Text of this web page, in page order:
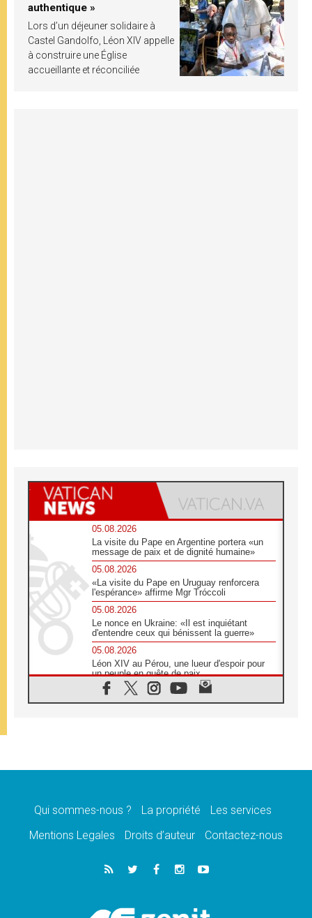
authentique »
Lors d’un déjeuner solidaire à
Castel Gandolfo, Léon XIV appelle
à construire une Église
accueillante et réconciliée
05.08.2026
La visite du Pape en Argentine portera «un
message de paix et de dignité humaine»
05.08.2026
«La visite du Pape en Uruguay renforcera
l'espérance» affirme Mgr Tróccoli
05.08.2026
Le nonce en Ukraine: «Il est inquiétant
d'entendre ceux qui bénissent la guerre»
05.08.2026
Léon XIV au Pérou, une lueur d'espoir pour
un peuple en quête de paix
05.08.2026
SCEAM: L'Église en Afrique vers
en Argentine et au Pérou
Audience générale: la prière est un acte
04.08.2026
Léon XIV invite les Chevaliers de Colomb à
Qui sommes-nous ? La propriété
Les services
Mentions Legales
Droits d’auteur Contactez-nous